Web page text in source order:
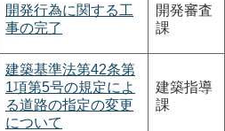
開発行為に関する工
事の完了
開発審査
課
建築基準法第42条第
1項第5号の規定によ
る道路の指定の変更
について
建築指導
課